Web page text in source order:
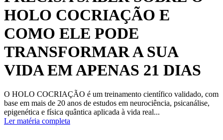
HOLO COCRIAÇÃO E
COMO ELE PODE
TRANSFORMAR A SUA
VIDA EM APENAS 21 DIAS
O HOLO COCRIAÇÃO é um treinamento científico validado, com
base em mais de 20 anos de estudos em neurociência, psicanálise,
epigenética e física quântica aplicada à vida real...
Ler matéria completa